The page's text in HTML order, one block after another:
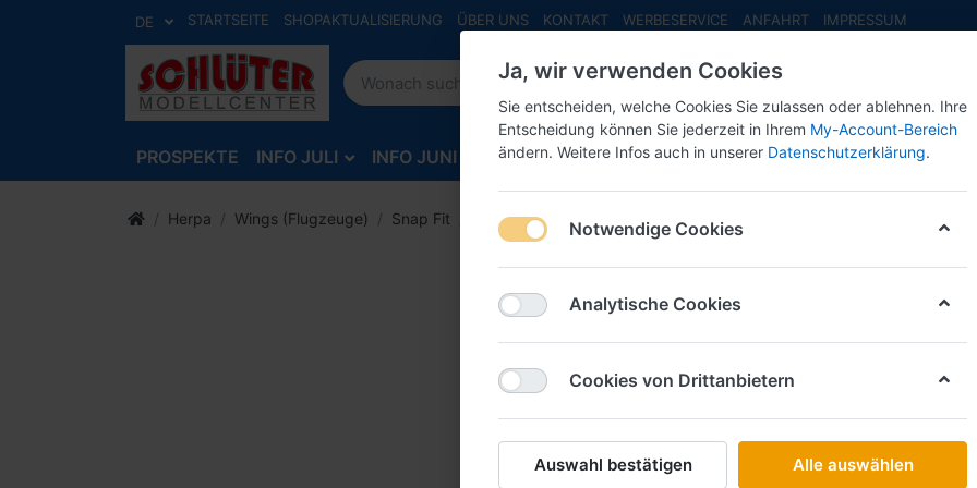
DE STARTSEITE SHOPAKTUALISIERUNG ÜBER UNS KONTAKT WERBESERVICE ANFAHRT IMPRESSUM
PROSPEKTE INFO JULI INFO JUNI INFO MAI NEU EINGETROFFEN NEUHEITEN
Herpa Wings (Flugzeuge) Snap Fit Vorbestellung Braniff International Boeing 727-200 - Solid Red
Herpa
Solid
(NH
Art.-Nr.
Ja, wir verwenden Cookies
Sie entscheiden, welche Cookies Sie zulassen oder ablehnen. Ihre
Entscheidung können Sie jederzeit in Ihrem My-Account-Bereich
ändern. Weitere Infos auch in unserer Datenschutzerklärung.
Notwendige Cookies
Analytische Cookies
Cookies von Drittanbietern
Auswahl bestätigen Alle auswählen